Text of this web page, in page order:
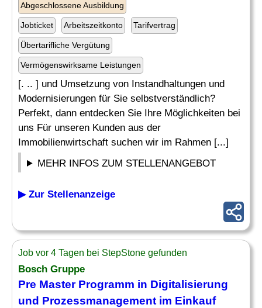
Abgeschlossene Ausbildung
Jobticket Arbeitszeitkonto Tarifvertrag
Übertarifliche Vergütung
Vermögenswirksame Leistungen
[. .. ] und Umsetzung von Instandhaltungen und
Modernisierungen für Sie selbstverständlich?
Perfekt, dann entdecken Sie Ihre Möglichkeiten bei
uns Für unseren Kunden aus der
Immobilienwirtschaft suchen wir im Rahmen [...]
MEHR INFOS ZUM STELLENANGEBOT
▶ Zur Stellenanzeige
Job vor 4 Tagen bei StepStone gefunden
Bosch Gruppe
Pre Master Programm in Digitalisierung
und Prozessmanagement im Einkauf